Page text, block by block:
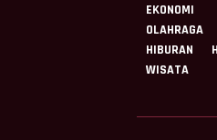
EKONOMI
OLAHRAGA
HIBURAN
WISATA